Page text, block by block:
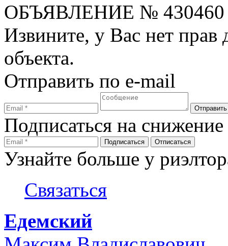
ОБЪЯВЛЕНИЕ № 430460
Извините, у Вас нет прав
объекта.
Отправить по e-mail
Подписаться на
Узнайте больше у
Связаться
Едемский